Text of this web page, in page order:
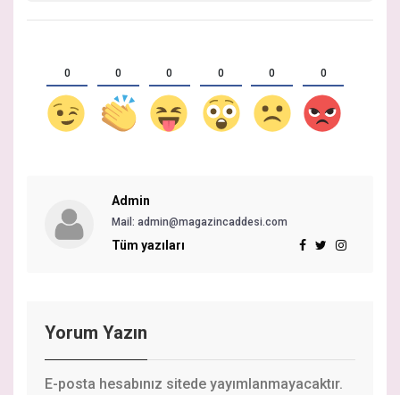
0 0 0 0 0 0
Admin
Mail: admin@magazincaddesi.com
Tüm yazıları
Yorum Yazın
E-posta hesabınız sitede yayımlanmayacaktır.